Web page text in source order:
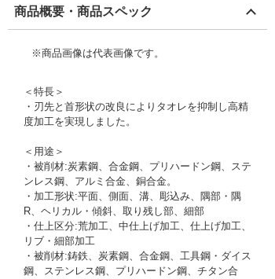
商品概要・商品スペック
※商品画像は代表画像です。
＜特長＞
・刃先と首形状の改良によりタオレを抑制し高精
度加工を実現しました。
＜用途＞
・被削材:炭素鋼、合金鋼、プリハードン鋼、ステ
ンレス鋼、アルミ合金、銅合金。
・加工形状:平面、側面、溝、彫込み、隅部・隅
R、ヘリカル・傾斜、取り残し部、細部
・仕上区分:荒加工、中仕上げ加工、仕上げ加工、
リブ・細部加工
・被削材:鋳鉄、炭素鋼、合金鋼、工具鋼・ダイス
鋼、ステンレス鋼、プリハードン鋼、チタン合